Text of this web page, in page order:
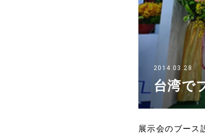
2014.03.28
台湾で
展示会のブース